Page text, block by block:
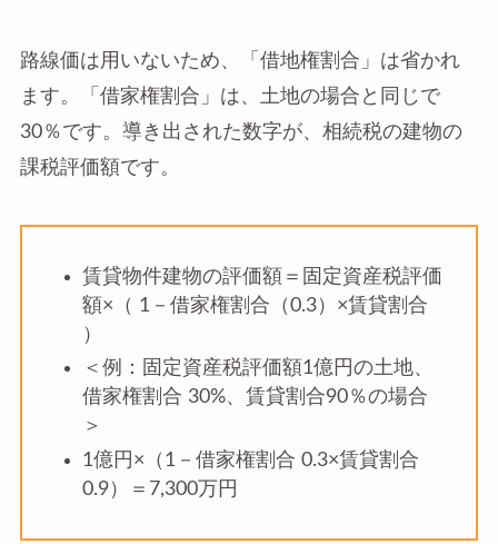
路線価は用いないため、「借地権割合」は省かれ
ます。「借家権割合」は、土地の場合と同じで
30％です。導き出された数字が、相続税の建物の
課税評価額です。
賃貸物件建物の評価額＝固定資産税評価
額×（ 1－借家権割合（0.3）×賃貸割合
）
＜例：固定資産税評価額1億円の土地、
借家権割合 30%、賃貸割合90％の場合
＞
1億円×（1－借家権割合 0.3×賃貸割合
0.9）＝7,300万円